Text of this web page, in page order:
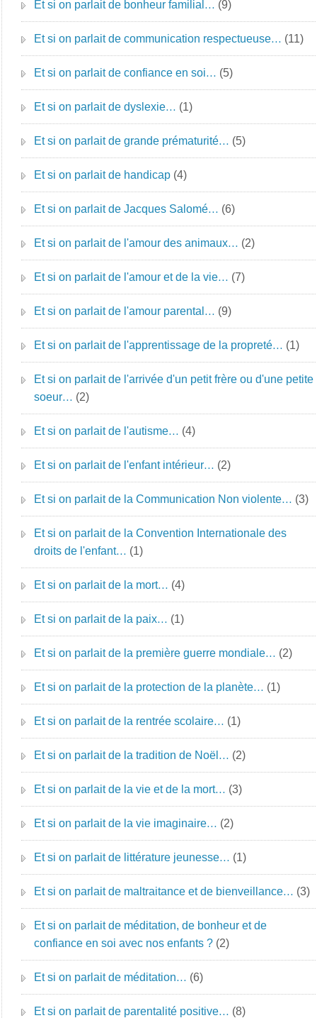
Et si on parlait de bonheur familial… (9)
Et si on parlait de communication respectueuse… (11)
Et si on parlait de confiance en soi… (5)
Et si on parlait de dyslexie… (1)
Et si on parlait de grande prématurité… (5)
Et si on parlait de handicap (4)
Et si on parlait de Jacques Salomé… (6)
Et si on parlait de l'amour des animaux… (2)
Et si on parlait de l'amour et de la vie… (7)
Et si on parlait de l'amour parental… (9)
Et si on parlait de l'apprentissage de la propreté… (1)
Et si on parlait de l'arrivée d'un petit frère ou d'une petite
soeur… (2)
Et si on parlait de l'autisme… (4)
Et si on parlait de l'enfant intérieur… (2)
Et si on parlait de la Communication Non violente… (3)
Et si on parlait de la Convention Internationale des
droits de l'enfant… (1)
Et si on parlait de la mort… (4)
Et si on parlait de la paix… (1)
Et si on parlait de la première guerre mondiale… (2)
Et si on parlait de la protection de la planète… (1)
Et si on parlait de la rentrée scolaire… (1)
Et si on parlait de la tradition de Noël… (2)
Et si on parlait de la vie et de la mort… (3)
Et si on parlait de la vie imaginaire… (2)
Et si on parlait de littérature jeunesse… (1)
Et si on parlait de maltraitance et de bienveillance… (3)
Et si on parlait de méditation, de bonheur et de
confiance en soi avec nos enfants ? (2)
Et si on parlait de méditation… (6)
Et si on parlait de parentalité positive… (8)